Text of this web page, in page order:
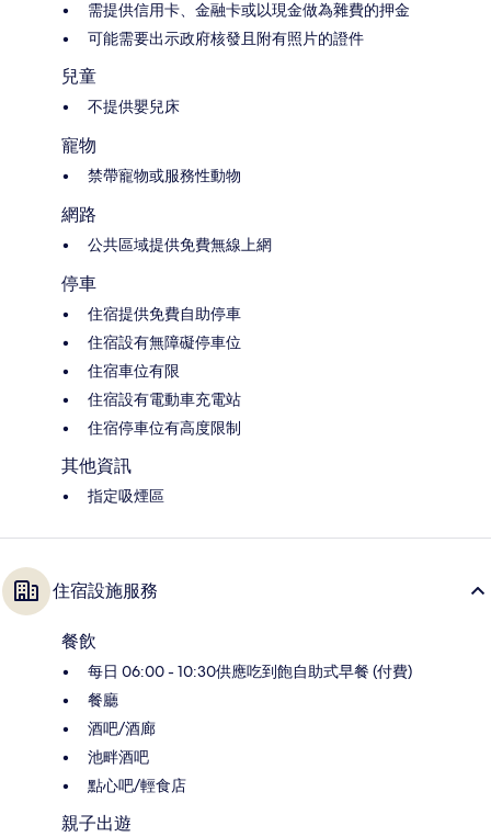
需提供信用卡、金融卡或以現金做為雜費的押金
可能需要出示政府核發且附有照片的證件
兒童
不提供嬰兒床
寵物
禁帶寵物或服務性動物
網路
公共區域提供免費無線上網
停車
住宿提供免費自助停車
住宿設有無障礙停車位
住宿車位有限
住宿設有電動車充電站
住宿停車位有高度限制
其他資訊
指定吸煙區
住宿設施服務
餐飲
每日 06:00 - 10:30供應吃到飽自助式早餐 (付費)
餐廳
酒吧/酒廊
池畔酒吧
點心吧/輕食店
親子出遊